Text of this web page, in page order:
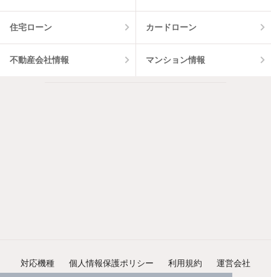
住宅ローン カードローン
不動産会社情報 マンション情報
対応機種 個人情報保護ポリシー 利用規約 運営会社